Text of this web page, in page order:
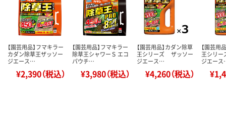
【園芸用品】フマキラー
カダン除草王ザッソー
ジエース…
¥2,390（税込）
【園芸用品】フマキラー
除草王シャワーＳ エコ
パウチ…
¥3,980（税込）
【園芸用品】カダン除草
王シリーズ ザッソー
ジエース…
¥4,260（税込）
【園芸用
王シリ
ジエー